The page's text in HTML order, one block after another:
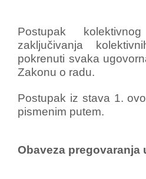
Postupak
zaključivanja
pokrenuti svaka
Zakonu o radu.
Postupak iz stava 1.
pismenim putem.
Obaveza pregovaranja